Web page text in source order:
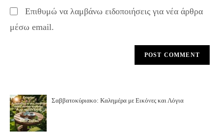
Επιθυμώ να λαμβάνω ειδοποιήσεις για νέα άρθρα
μέσω email.
Σαββατοκύριακο: Καλημέρα με Εικόνες και Λόγια